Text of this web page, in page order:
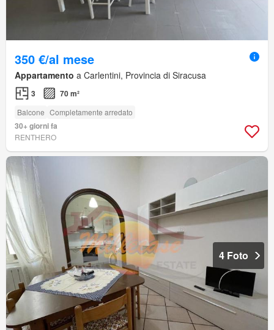
350 €/al mese
Appartamento a Carlentini, Provincia di Siracusa
3 70 m²
Balcone Completamente arredato
30+ giorni fa
RENTHERO
4 Foto